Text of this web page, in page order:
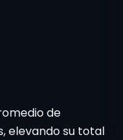
de
elevando su total